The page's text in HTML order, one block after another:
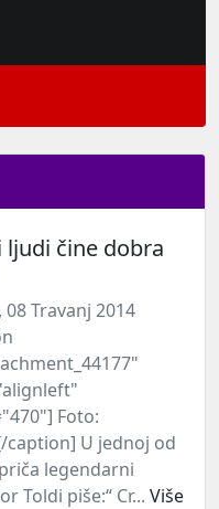
ljudi čine dobra
08 Travanj 2014
Foto:
caption] U jednoj od
legendarni
Toldi piše:“ Cr... Više